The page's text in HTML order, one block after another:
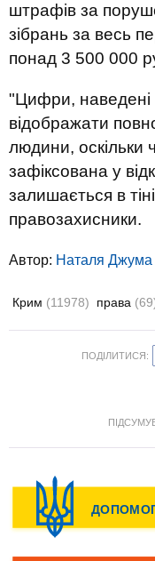
штрафів за
зібрань за весь
понад 3 500 000
"Цифри, наведені
відображати
людини, оскільки
зафіксована у
залишається в
правозахисники.
Автор: Наталя Джума
Крим (11978) права
ПОДІЛИТИСЯ: